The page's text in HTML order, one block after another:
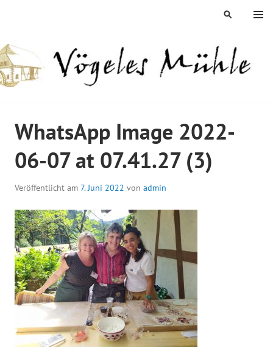
MENÜ
SUCHEN
WhatsApp Image 2022-
06-07 at 07.41.27 (3)
Veröffentlicht am 7. Juni 2022 von admin